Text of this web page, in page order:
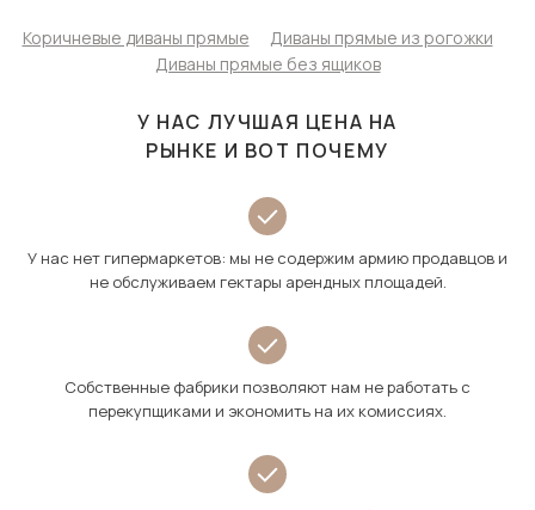
Коричневые диваны прямые
Диваны прямые из рогожки
Диваны прямые без ящиков
У НАС ЛУЧШАЯ ЦЕНА НА
РЫНКЕ И ВОТ ПОЧЕМУ
У нас нет гипермаркетов: мы не содержим армию продавцов и
не обслуживаем гектары арендных площадей.
Собственные фабрики позволяют нам не работать с
перекупщиками и экономить на их комиссиях.